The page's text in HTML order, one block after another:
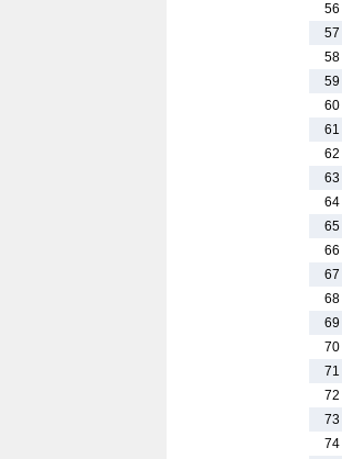
56
57
58
59
60
61
62
63
64
65
66
67
68
69
70
71
72
73
74